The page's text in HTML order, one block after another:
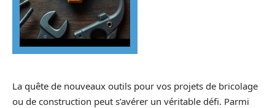
La quête de nouveaux outils pour vos projets de bricolage
ou de construction peut s’avérer un véritable défi. Parmi